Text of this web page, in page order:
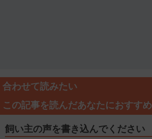
合わせて読みたい
この記事を読んだあなたにおすすめ
飼い主の声を書き込んでください